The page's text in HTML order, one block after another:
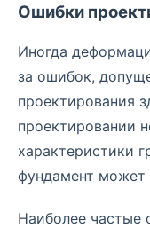
Ошибки
Иногда
за ошибок,
проектирования
проектировании
характеристики
фундамент может
Наиболее частые